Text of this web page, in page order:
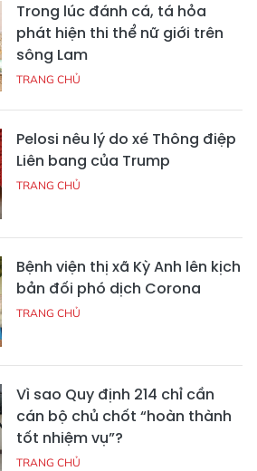
Trong lúc đánh cá, tá hỏa
phát hiện thi thể nữ giới trên
sông Lam
TRANG CHỦ
Pelosi nêu lý do xé Thông điệp
Liên bang của Trump
TRANG CHỦ
Bệnh viện thị xã Kỳ Anh lên kịch
bản đối phó dịch Corona
TRANG CHỦ
Vì sao Quy định 214 chỉ cần
cán bộ chủ chốt “hoàn thành
tốt nhiệm vụ”?
TRANG CHỦ